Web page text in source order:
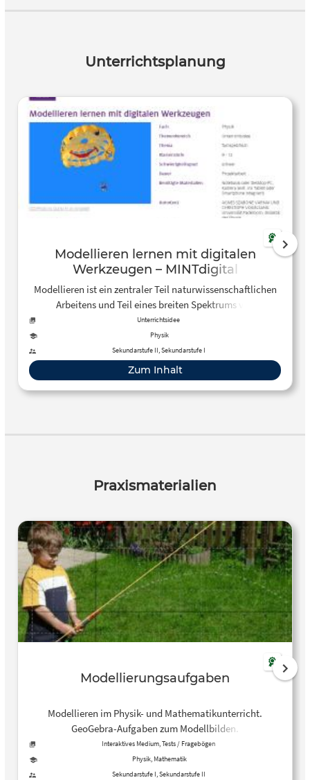
Unterrichtsplanung
Modellieren lernen mit digitalen
Werkzeugen – MINTdigital
Modellieren ist ein zentraler Teil naturwissenschaftlichen
Arbeitens und Teil eines breiten Spektrums von
technischen Berufsfeldern. Schüler:innen sollten daher
entsprechende Kompetenzen zur Modellbildung erwerben.
Unterrichtsidee
Physik
Sekundarstufe II, Sekundarstufe I
Zum Inhalt
Praxismaterialien
Modellierungsaufgaben
Modellieren im Physik- und Mathematikunterricht.
GeoGebra-Aufgaben zum Modellbilden.
Interaktives Medium, Tests / Fragebögen
Physik, Mathematik
Sekundarstufe I, Sekundarstufe II